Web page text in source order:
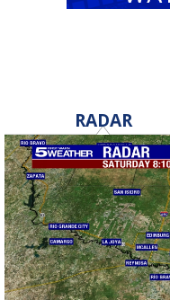
RADAR